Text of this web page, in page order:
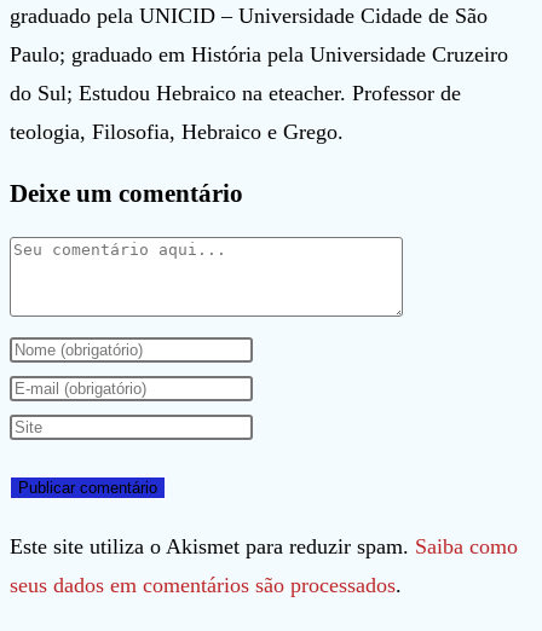
graduado pela UNICID – Universidade Cidade de São
Paulo; graduado em História pela Universidade Cruzeiro
do Sul; Estudou Hebraico na eteacher. Professor de
teologia, Filosofia, Hebraico e Grego.
Deixe um comentário
Comentário
Digite
seu
nome
nome
de
usuário
Digite
seu
de
e-
mail
Digite
URL
do
seu
Este site utiliza o Akismet para reduzir spam. Saiba como
seus dados em comentários são processados.